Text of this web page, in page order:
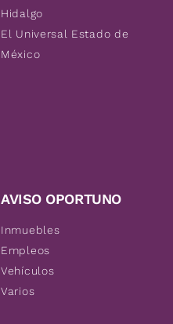
Hidalgo
El Universal Estado de
México
AVISO OPORTUNO
Inmuebles
Empleos
Vehículos
Varios